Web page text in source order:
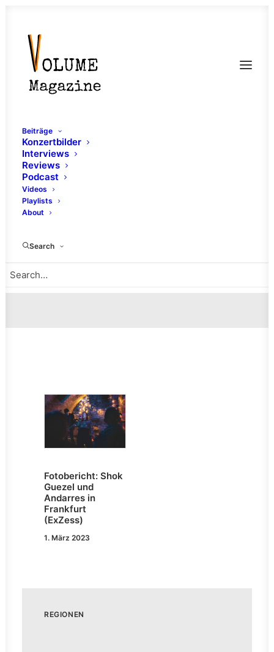
Beiträge
Konzertbilder
Interviews
Reviews
Podcast
Videos
Playlists
About
Search
Fotobericht: Shok
Guezel und
Andarres in
Frankfurt
(ExZess)
1. März 2023
REGIONEN